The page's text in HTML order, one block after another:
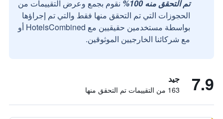
تم التحقق منه 100%
نقوم بجمع وعرض التقييمات من
الحجوزات التي تم التحقق منها فقط والتي تم إجراؤها
بواسطة مستخدمين حقيقيين مع HotelsCombined أو
مع شركائنا الخارجيين الموثوقين.
7.9 جيد
163 من التقييمات تم التحقق منها